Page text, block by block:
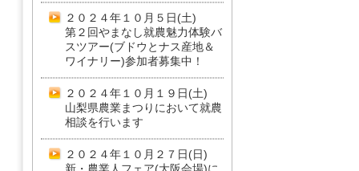
２０２４年１０月５日(土)
第２回やまなし就農魅力体験バ
スツアー(ブドウとナス産地＆
ワイナリー)参加者募集中！
２０２４年１０月１９日(土)
山梨県農業まつりにおいて就農
相談を行います
２０２４年１０月２７日(日)